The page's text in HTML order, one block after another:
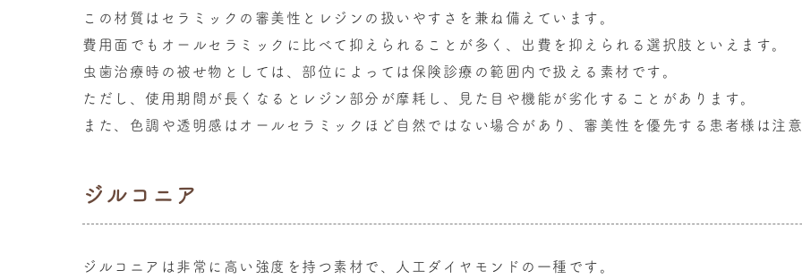
この材質はセラミックの審美性とレジンの扱いやすさを兼ね備えています。
費用面でもオールセラミックに比べて抑えられることが多く、出費を抑えられる選択肢といえます。
虫歯治療時の被せ物としては、部位によっては保険診療の範囲内で扱える素材です。
ただし、使用期間が長くなるとレジン部分が摩耗し、見た目や機能が劣化することがあります。
また、色調や透明感はオールセラミックほど自然ではない場合があり、審美性を優先する患者様は注意
ジルコニア
ジルコニアは非常に高い強度を持つ素材で、人工ダイヤモンドの一種です。